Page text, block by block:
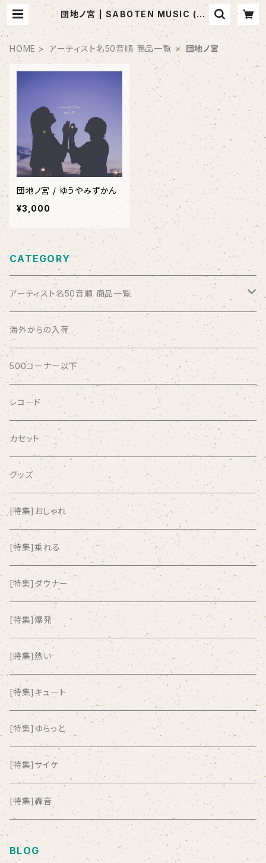
団地ノ宮 | SABOTEN MUSIC (セ
レクトCDショップ)
HOME アーティスト名50音順 商品一覧 団地ノ宮
団地ノ宮 / ゆうやみずかん
¥3,000
CATEGORY
アーティスト名50音順 商品一覧
ABSOLUTE LOSERS
AFRICA
AGU
AIRCRAFT
airlie
AKUTAGAWA FANCLUB
ALKASILKA
all about paradise
ALL ITEM 10 TIMES
Amia Calva
Amsterdamned
ANYO
And Summer Club
anticlockwise
Aysula
海外からの入荷
500コーナー以下
レコード
カセット
グッズ
[特集]おしゃれ
[特集]乗れる
[特集]ダウナー
[特集]爆発
[特集]熱い
[特集]キュート
[特集]ゆらっと
[特集]サイケ
[特集]轟音
BLOG